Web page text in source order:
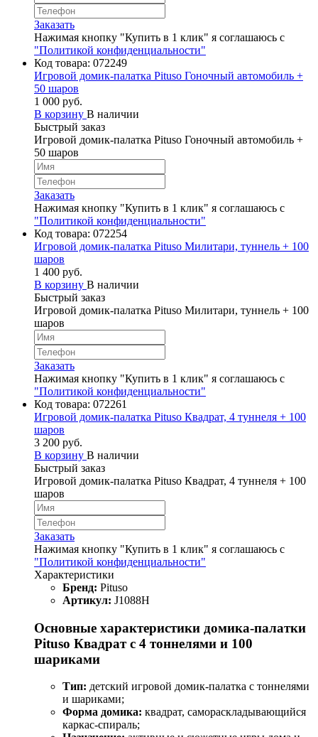
Заказать
Нажимая кнопку "Купить в 1 клик" я соглашаюсь с
"Политикой конфиденциальности"
Код товара: 072249
Игровой домик-палатка Pituso Гоночный автомобиль +
50 шаров
1 000 руб.
В корзину В наличии
Быстрый заказ
Игровой домик-палатка Pituso Гоночный автомобиль +
50 шаров
Заказать
Нажимая кнопку "Купить в 1 клик" я соглашаюсь с
"Политикой конфиденциальности"
Код товара: 072254
Игровой домик-палатка Pituso Милитари, туннель + 100
шаров
1 400 руб.
В корзину В наличии
Быстрый заказ
Игровой домик-палатка Pituso Милитари, туннель + 100
шаров
Заказать
Нажимая кнопку "Купить в 1 клик" я соглашаюсь с
"Политикой конфиденциальности"
Код товара: 072261
Игровой домик-палатка Pituso Квадрат, 4 туннеля + 100
шаров
3 200 руб.
В корзину В наличии
Быстрый заказ
Игровой домик-палатка Pituso Квадрат, 4 туннеля + 100
шаров
Заказать
Нажимая кнопку "Купить в 1 клик" я соглашаюсь с
"Политикой конфиденциальности"
Характеристики
Бренд: Pituso
Артикул: J1088H
Основные характеристики домика-палатки
Pituso Квадрат с 4 тоннелями и 100
шариками
Тип: детский игровой домик-палатка с тоннелями
и шариками;
Форма домика: квадрат, самораскладывающийся
каркас-спираль;